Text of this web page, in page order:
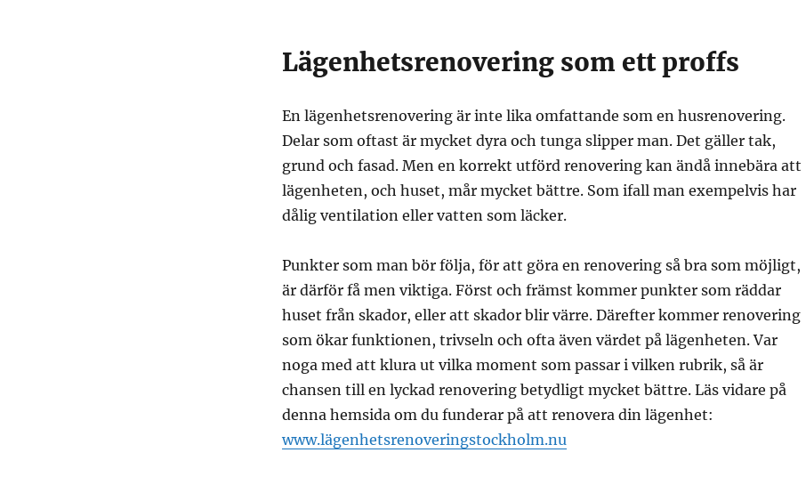
Lägenhetsrenovering som ett proffs
En lägenhetsrenovering är inte lika omfattande som en husrenovering.
Delar som oftast är mycket dyra och tunga slipper man. Det gäller tak,
grund och fasad. Men en korrekt utförd renovering kan ändå innebära att
lägenheten, och huset, mår mycket bättre. Som ifall man exempelvis har
dålig ventilation eller vatten som läcker.
Punkter som man bör följa, för att göra en renovering så bra som möjligt,
är därför få men viktiga. Först och främst kommer punkter som räddar
huset från skador, eller att skador blir värre. Därefter kommer renovering
som ökar funktionen, trivseln och ofta även värdet på lägenheten. Var
noga med att klura ut vilka moment som passar i vilken rubrik, så är
chansen till en lyckad renovering betydligt mycket bättre. Läs vidare på
denna hemsida om du funderar på att renovera din lägenhet:
www.lägenhetsrenoveringstockholm.nu